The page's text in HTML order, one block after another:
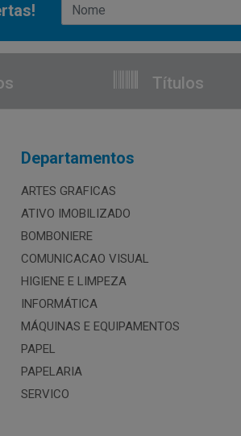
Títulos
Departamentos
ARTES GRAFICAS
ATIVO IMOBILIZADO
BOMBONIERE
COMUNICACAO VISUAL
HIGIENE E LIMPEZA
INFORMÁTICA
MÁQUINAS E EQUIPAMENTOS
PAPEL
PAPELARIA
SERVICO